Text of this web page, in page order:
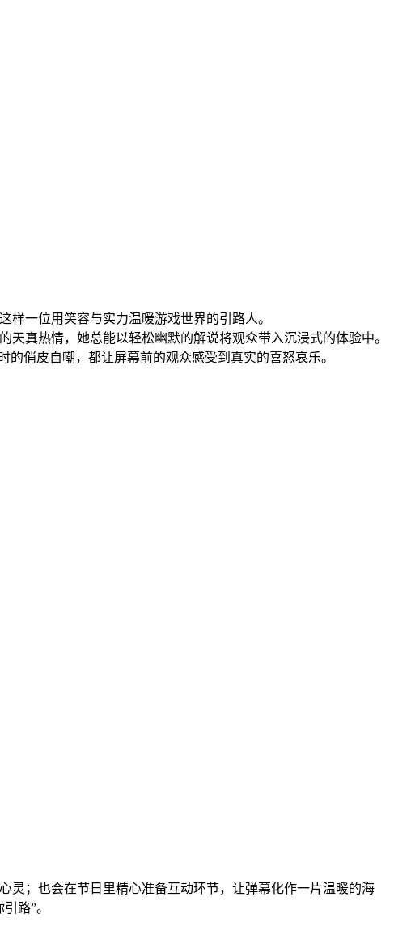
一位用笑容与实力温暖游戏世界的引路人。
真热情，她总能以轻松幽默的解说将观众带入沉浸式的体验中。
俏皮自嘲，都让屏幕前的观众感受到真实的喜怒哀乐。
灵；也会在节日里精心准备互动环节，让弹幕化作一片温暖的海
路”。